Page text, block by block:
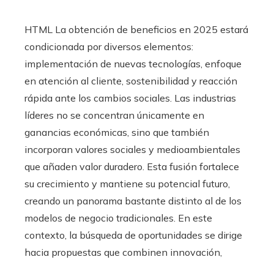
HTML La obtención de beneficios en 2025 estará
condicionada por diversos elementos:
implementación de nuevas tecnologías, enfoque
en atención al cliente, sostenibilidad y reacción
rápida ante los cambios sociales. Las industrias
líderes no se concentran únicamente en
ganancias económicas, sino que también
incorporan valores sociales y medioambientales
que añaden valor duradero. Esta fusión fortalece
su crecimiento y mantiene su potencial futuro,
creando un panorama bastante distinto al de los
modelos de negocio tradicionales. En este
contexto, la búsqueda de oportunidades se dirige
hacia propuestas que combinen innovación,